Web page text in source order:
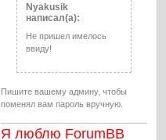
Nyakusik
написал(а):
Не пришел имелось
ввиду!
Пишите вашему админу, чтобы
поменял вам пароль вручную.
Я люблю ForumBB